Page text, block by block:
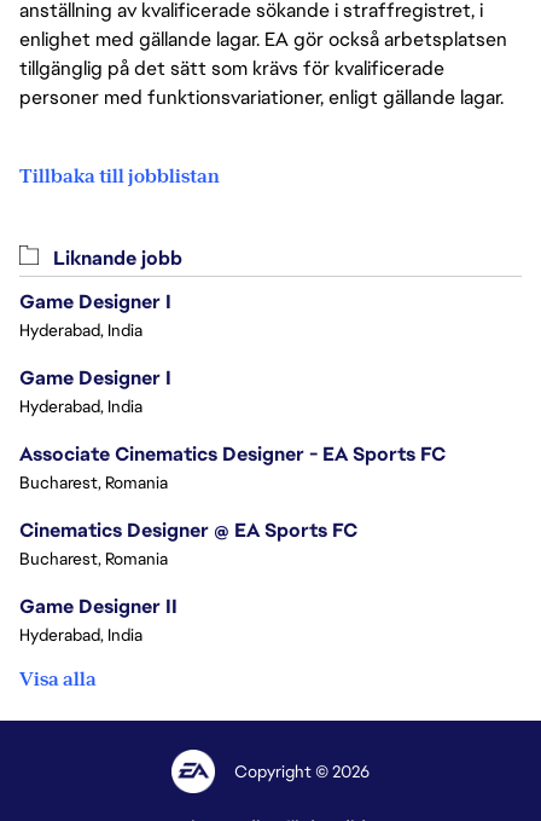
anställning av kvalificerade sökande i straffregistret, i
enlighet med gällande lagar. EA gör också arbetsplatsen
tillgänglig på det sätt som krävs för kvalificerade
personer med funktionsvariationer, enligt gällande lagar.
Tillbaka till jobblistan
Liknande jobb
Game Designer I
Hyderabad, India
Game Designer I
Hyderabad, India
Associate Cinematics Designer - EA Sports FC
Bucharest, Romania
Cinematics Designer @ EA Sports FC
Bucharest, Romania
Game Designer II
Hyderabad, India
Visa alla
Copyright © 2026